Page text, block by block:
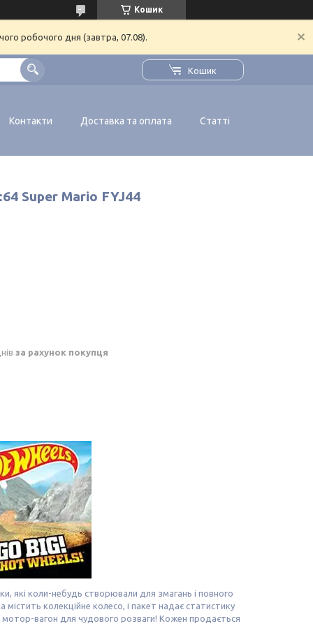
Кошик
робочого дня (завтра, 07.08).
Кошик
Контакти Доставка та оплата Статті
Super Mario FYJ44
за рахунок покупця
які коли-небудь створювали для змагань і повного
колекційне колесо, і пакет надає статистику
мотор-вагон для чудового розваги! Кожен продається